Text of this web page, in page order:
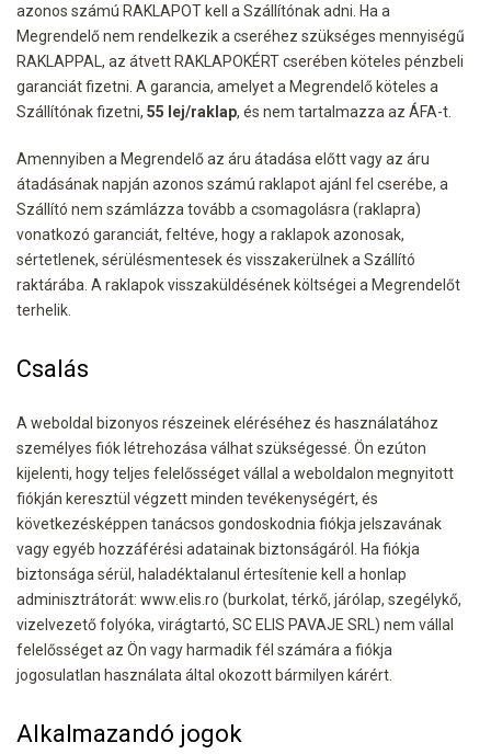
azonos számú RAKLAPOT kell a Szállítónak adni. Ha a
Megrendelő nem rendelkezik a cseréhez szükséges mennyiségű
RAKLAPPAL, az átvett RAKLAPOKÉRT cserében köteles pénzbeli
garanciát fizetni. A garancia, amelyet a Megrendelő köteles a
Szállítónak fizetni, 55 lej/raklap, és nem tartalmazza az ÁFA-t.
Amennyiben a Megrendelő az áru átadása előtt vagy az áru
átadásának napján azonos számú raklapot ajánl fel cserébe, a
Szállító nem számlázza tovább a csomagolásra (raklapra)
vonatkozó garanciát, feltéve, hogy a raklapok azonosak,
sértetlenek, sérülésmentesek és visszakerülnek a Szállító
raktárába. A raklapok visszaküldésének költségei a Megrendelőt
terhelik.
Csalás
A weboldal bizonyos részeinek eléréséhez és használatához
személyes fiók létrehozása válhat szükségessé. Ön ezúton
kijelenti, hogy teljes felelősséget vállal a weboldalon megnyitott
fiókján keresztül végzett minden tevékenységért, és
következésképpen tanácsos gondoskodnia fiókja jelszavának
vagy egyéb hozzáférési adatainak biztonságáról. Ha fiókja
biztonsága sérül, haladéktalanul értesítenie kell a honlap
adminisztrátorát: www.elis.ro (burkolat, térkő, járólap, szegélykő,
vizelvezető folyóka, virágtartó, SC ELIS PAVAJE SRL) nem vállal
felelősséget az Ön vagy harmadik fél számára a fiókja
jogosulatlan használata által okozott bármilyen kárért.
Alkalmazandó jogok